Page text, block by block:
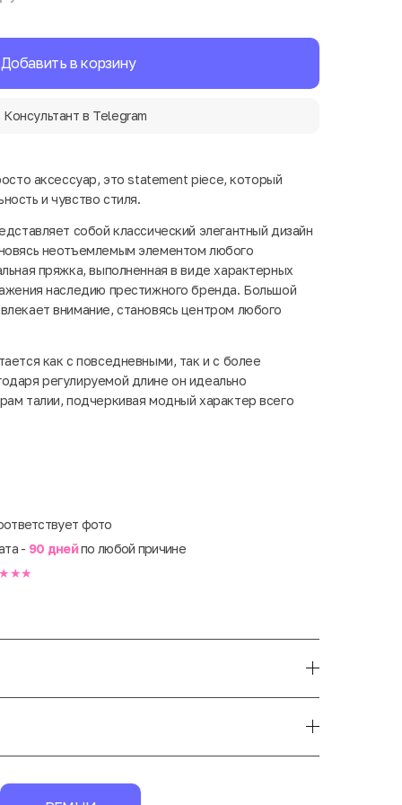
Добавить в корзину
Консультант в Telegram
аксессуар, это statement piece, который
и чувство стиля.
собой классический элегантный дизайн
неотъемлемым элементом любого
пряжка, выполненная в виде характерных
наследию престижного бренда. Большой
внимание, становясь центром любого
как с повседневными, так и с более
регулируемой длине он идеально
талии, подчеркивая модный характер всего
фото
- 90 днейпо любой причине